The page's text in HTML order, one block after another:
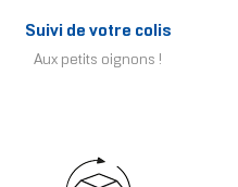
Suivi de votre colis
Aux petits oignons !